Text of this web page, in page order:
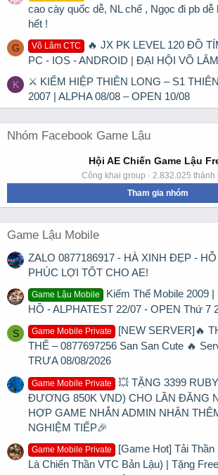
cao cày quốc dễ, NL chế , Ngọc đi pb
hết !
G Võ Lâm CTC
🔥 JX PK LEVEL 120 ĐỒ
PC - IOS - ANDROID | ĐẠI HỘI VÕ
K
⚔ KIẾM HIỆP THIÊN LONG – S1
2007 | ALPHA 08/08 – OPEN 10/08
Nhóm Facebook Game Lậu
Hội AE Chiến Game Lậu
Công khai group · 2.832.025 thành
Tham gia nhóm
Game Lậu Mobile
ZALO 0877186917 - HÀ XINH ĐẸP -
PHÚC LỢI TỐT CHO AE!
Game Lậu Mobile
Kiếm Thế Mobile 2009
HỒ - ALPHATEST 22/07 - OPEN Thứ 7
S Game Mobile Private
[NEW SERVER]🔥
THẾ – 0877697256 San San Cute 🔥
TRƯA 08/08/2026
Game Mobile Private
💥 TẶNG 3399
ĐƯƠNG 850K VND) CHO LẦN ĐĂNG
HỢP GAME NHẮN ADMIN NHẬN
NGHIỆM TIẾP🎉
Game Mobile Private
[Game Hot] Tải Thần
Là Chiến Thần VTC Bản Lậu) | Tặng